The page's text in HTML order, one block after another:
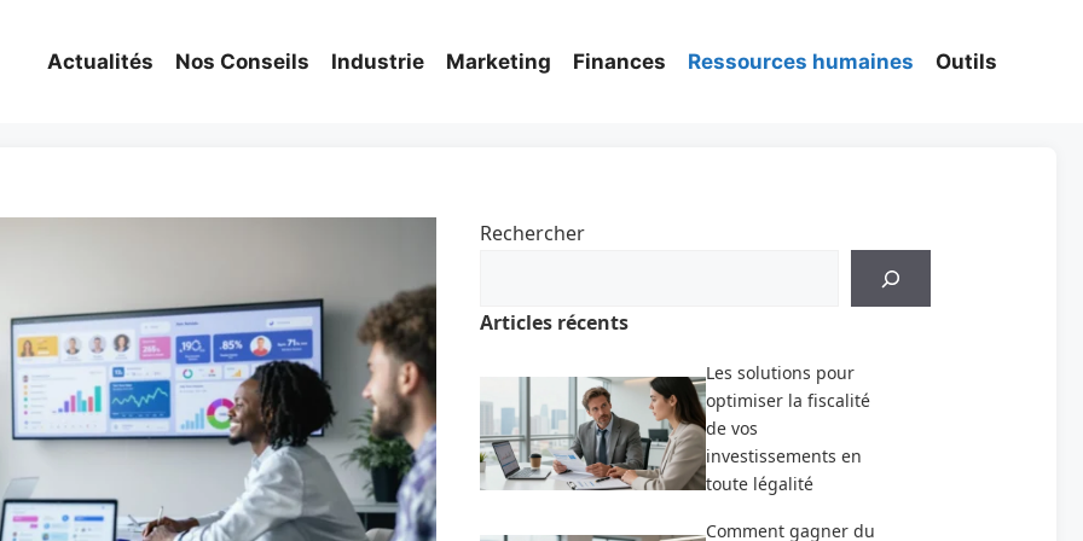
Actualités Nos Conseils Industrie Marketing Finances Ressources humaines Outils
Rechercher
Articles récents
Les solutions pour
optimiser la fiscalité
de vos
investissements en
toute légalité
Comment gagner du